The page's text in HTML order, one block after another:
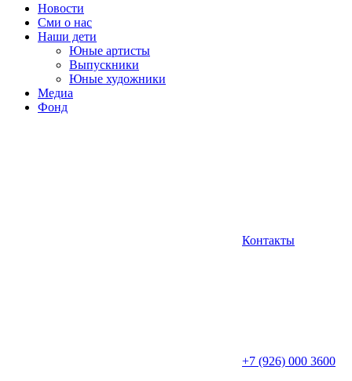
Новости
Сми о нас
Наши дети
Юные артисты
Выпускники
Юные художники
Медиа
Фонд
Контакты
+7 (926) 000 3600